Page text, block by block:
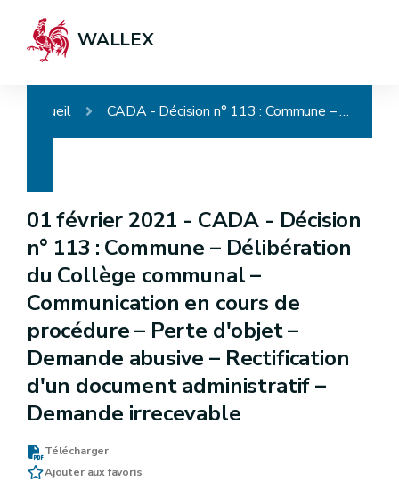
WALLEX
Accueil CADA - Décision n° 113 : Commune – Délibération du Collège communal – Communication en cours de procédure – Perte d'objet – Demande abusive – Rectification d'un document administratif – Demande irrecevable
01 février 2021 - CADA - Décision
n° 113 : Commune – Délibération
du Collège communal –
Communication en cours de
procédure – Perte d'objet –
Demande abusive – Rectification
d'un document administratif –
Demande irrecevable
Télécharger
Ajouter aux favoris